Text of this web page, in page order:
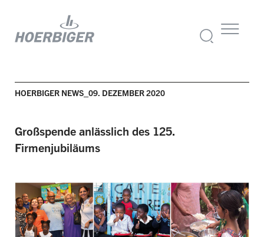
HOERBIGER NEWS_09. DEZEMBER 2020
Großspende anlässlich des 125.
Firmenjubiläums